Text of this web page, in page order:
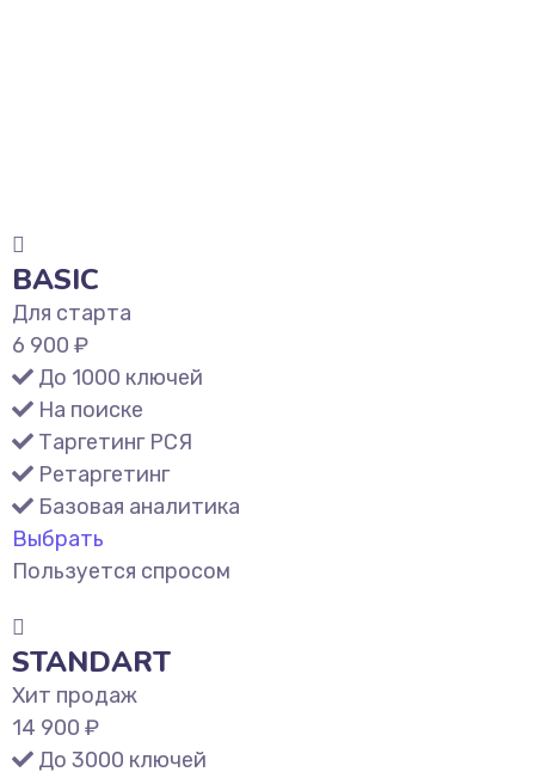
BASIC
Для старта
6 900 ₽
До 1000 ключей
На поиске
Таргетинг РСЯ
Ретаргетинг
Базовая аналитика
Выбрать
Пользуется спросом
STANDART
Хит продаж
14 900 ₽
До 3000 ключей